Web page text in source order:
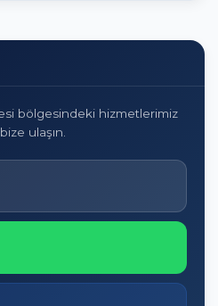
bölgesindeki hizmetlerimiz
ulaşın.